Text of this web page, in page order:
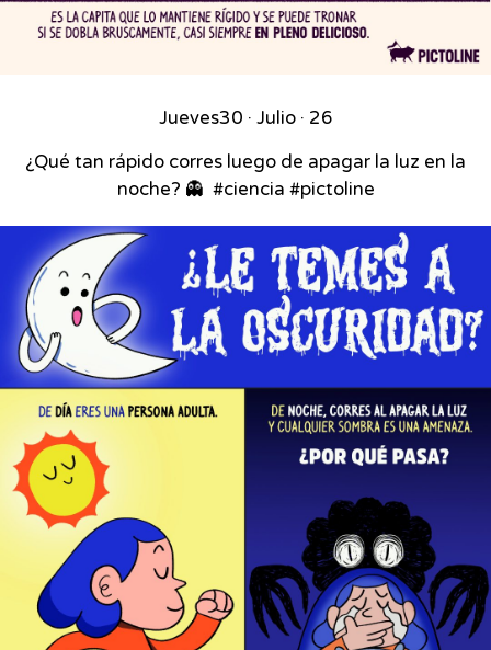
Jueves30 · Julio · 26
¿Qué tan rápido corres luego de apagar la luz en la
noche? 👻⁣ ⁣ #ciencia #pictoline